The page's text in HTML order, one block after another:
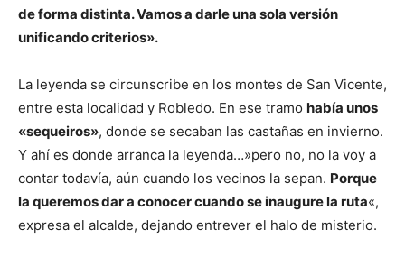
de forma distinta. Vamos a darle una sola versión
unificando criterios».
La leyenda se circunscribe en los montes de San Vicente,
entre esta localidad y Robledo. En ese tramo había unos
«sequeiros», donde se secaban las castañas en invierno.
Y ahí es donde arranca la leyenda…»pero no, no la voy a
contar todavía, aún cuando los vecinos la sepan. Porque
la queremos dar a conocer cuando se inaugure la ruta«,
expresa el alcalde, dejando entrever el halo de misterio.